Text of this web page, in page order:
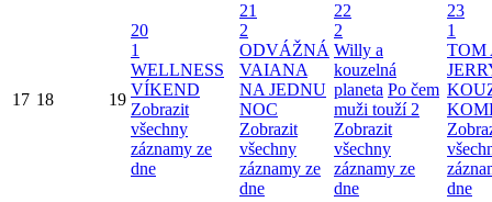
17 18 19
20
1
WELLNESS
VÍKEND
Zobrazit
všechny
záznamy ze
dne
21
2
ODVÁŽNÁ
VAIANA
NA JEDNU
NOC
Zobrazit
všechny
záznamy ze
dne
22
2
Willy a
kouzelná
planeta Po čem
muži touží 2
Zobrazit
všechny
záznamy ze
dne
23
1
TOM
dne